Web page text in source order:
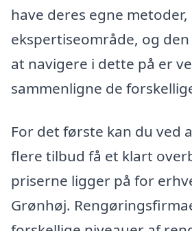
have deres egne
ekspertiseområde, og
at navigere i dette på er
sammenligne de
For det første kan du ved
flere tilbud få et klart
priserne ligger på for
Grønhøj.